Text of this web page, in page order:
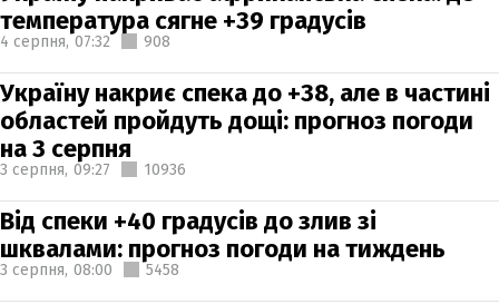
температура сягне +39 градусів
4 серпня, 07:32 908
Україну накриє спека до +38, але в частині
областей пройдуть дощі: прогноз погоди
на 3 серпня
3 серпня, 09:27 10936
Від спеки +40 градусів до злив зі
шквалами: прогноз погоди на тиждень
3 серпня, 08:00 5458